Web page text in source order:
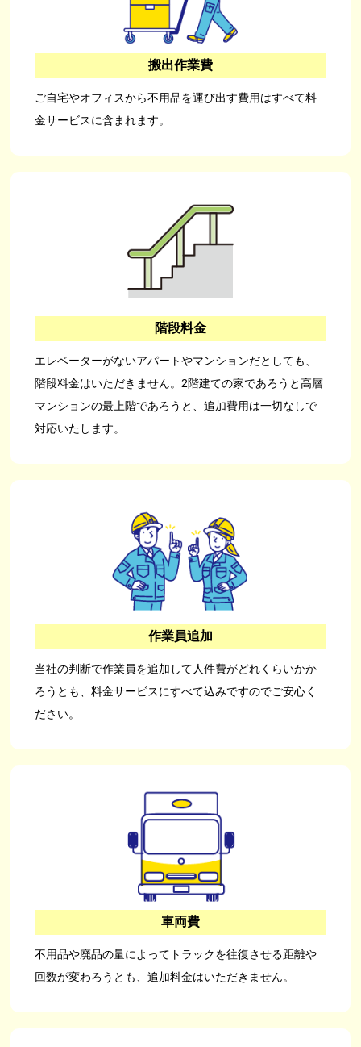
搬出作業費
ご自宅やオフィスから不用品を運び出す費用はすべて料
金サービスに含まれます。
階段料金
エレベーターがないアパートやマンションだとしても、
階段料金はいただきません。2階建ての家であろうと高層
マンションの最上階であろうと、追加費用は一切なしで
対応いたします。
作業員追加
当社の判断で作業員を追加して人件費がどれくらいかか
ろうとも、料金サービスにすべて込みですのでご安心く
ださい。
車両費
不用品や廃品の量によってトラックを往復させる距離や
回数が変わろうとも、追加料金はいただきません。